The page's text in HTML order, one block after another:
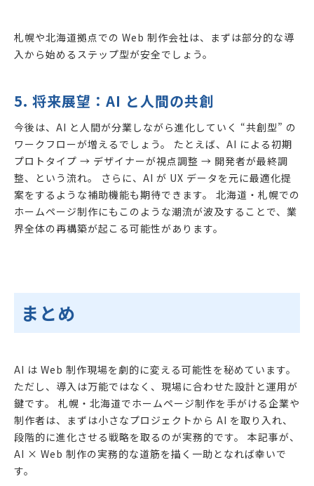
札幌や北海道拠点での Web 制作会社は、まずは部分的な導
入から始めるステップ型が安全でしょう。
5. 将来展望：AI と人間の共創
今後は、AI と人間が分業しながら進化していく “共創型” の
ワークフローが増えるでしょう。 たとえば、AI による初期
プロトタイプ → デザイナーが視点調整 → 開発者が最終調
整、という流れ。 さらに、AI が UX データを元に最適化提
案をするような補助機能も期待できます。 北海道・札幌での
ホームページ制作にもこのような潮流が波及することで、業
界全体の再構築が起こる可能性があります。
まとめ
AI は Web 制作現場を劇的に変える可能性を秘めています。
ただし、導入は万能ではなく、現場に合わせた設計と運用が
鍵です。 札幌・北海道でホームページ制作を手がける企業や
制作者は、まずは小さなプロジェクトから AI を取り入れ、
段階的に進化させる戦略を取るのが実務的です。 本記事が、
AI × Web 制作の実務的な道筋を描く一助となれば幸いで
す。